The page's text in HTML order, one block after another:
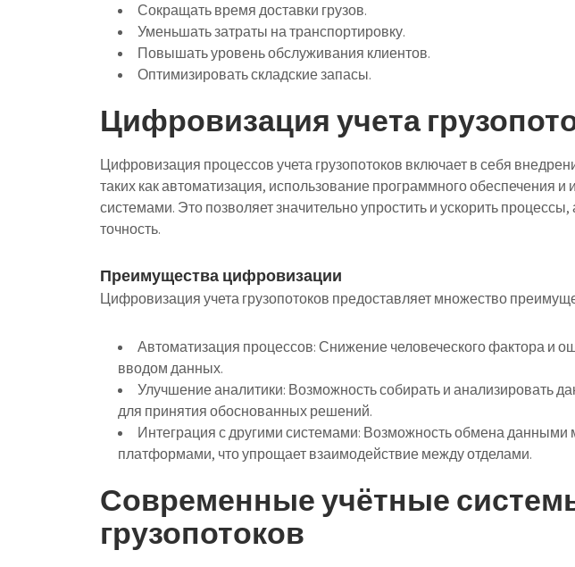
Сокращать время доставки грузов.
Уменьшать затраты на транспортировку.
Повышать уровень обслуживания клиентов.
Оптимизировать складские запасы.
Цифровизация учета
Цифровизация процессов учета грузопотоков включает в себя
таких как автоматизация, использование программного обеспечения и
системами. Это позволяет значительно упростить и ускорить
точность.
Преимущества цифровизации
Цифровизация учета грузопотоков предоставляет множество
Автоматизация процессов:Снижение человеческого фактора и
вводом данных.
Улучшение аналитики: Возможность собирать и анализировать
для принятия обоснованных решений.
Интеграция с другими системами: Возможность обмена данными
платформами, что упрощает взаимодействие между отделами.
Современные учётные
грузопотоков